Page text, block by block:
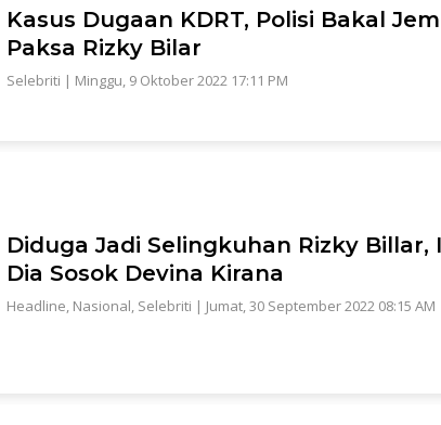
Kasus Dugaan KDRT, Polisi Bakal
Paksa Rizky Bilar
Selebriti | Minggu, 9 Oktober 2022 17:11 PM
Diduga Jadi Selingkuhan Rizky Billar,
Dia Sosok Devina Kirana
Headline, Nasional, Selebriti | Jumat, 30 September 2022 08:15 AM